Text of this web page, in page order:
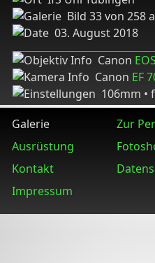
Bild 33 von 258
03. August 2018
Canon
Canon EF
106mm •
Galerie
Zur
Ausrüstung
Kontakt
Impressum